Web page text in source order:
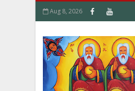
Aug 8, 2026